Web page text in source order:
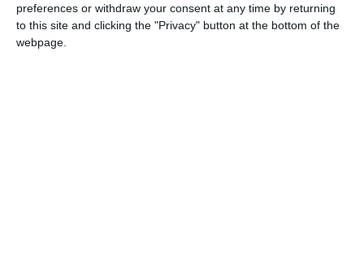
preferences or withdraw your consent at any time by returning
to this site and clicking the "Privacy" button at the bottom of the
webpage.
H. Județul TULCEA
1.DN 2J Brăila - Măcin